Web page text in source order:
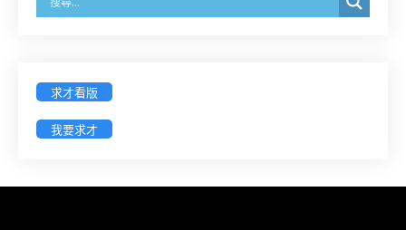
臺灣新北地方法院115年第2次約聘辯護人公開甄選
徵詢有意願擔任臺南市115年度國民中小學法治教育
入校扎根計畫講師之會員(8/14前線上表單登記)
求才看版
我要求才